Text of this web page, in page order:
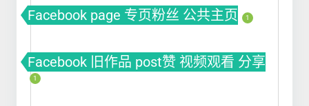
Facebook page 专页粉丝 公共主页 1
Facebook 旧作品 post赞 视频观看 分享
1